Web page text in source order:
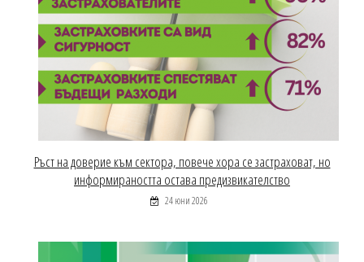
Ръст на доверие към сектора, повече хора се застраховат, но
информираността остава предизвикателство
24 юни 2026